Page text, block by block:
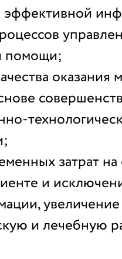
эффективной
помощи;
оказания
затрат
и
и лечебную